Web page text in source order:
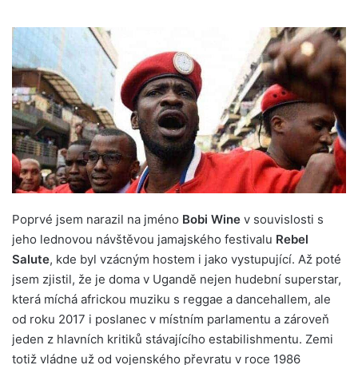
Poprvé jsem narazil na jméno Bobi Wine v souvislosti s
jeho lednovou návštěvou jamajského festivalu Rebel
Salute, kde byl vzácným hostem i jako vystupující. Až poté
jsem zjistil, že je doma v Ugandě nejen hudební superstar,
která míchá africkou muziku s reggae a dancehallem, ale
od roku 2017 i poslanec v místním parlamentu a zároveň
jeden z hlavních kritiků stávajícího estabilishmentu. Zemi
totiž vládne už od vojenského převratu v roce 1986